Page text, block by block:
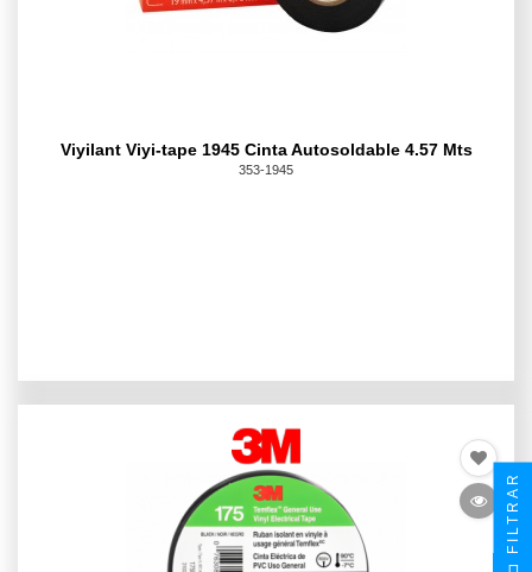
Viyilant Viyi-tape 1945 Cinta Autosoldable 4.57 Mts
353-1945
FILTRAR